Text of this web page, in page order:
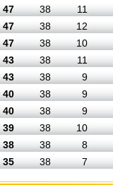
47 38
11
47 38
12
47 38
10
43 38
11
43 38
9
40 38
9
40 38
9
39 38
10
38 38
8
35 38 7